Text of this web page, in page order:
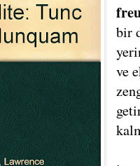
bir
ve